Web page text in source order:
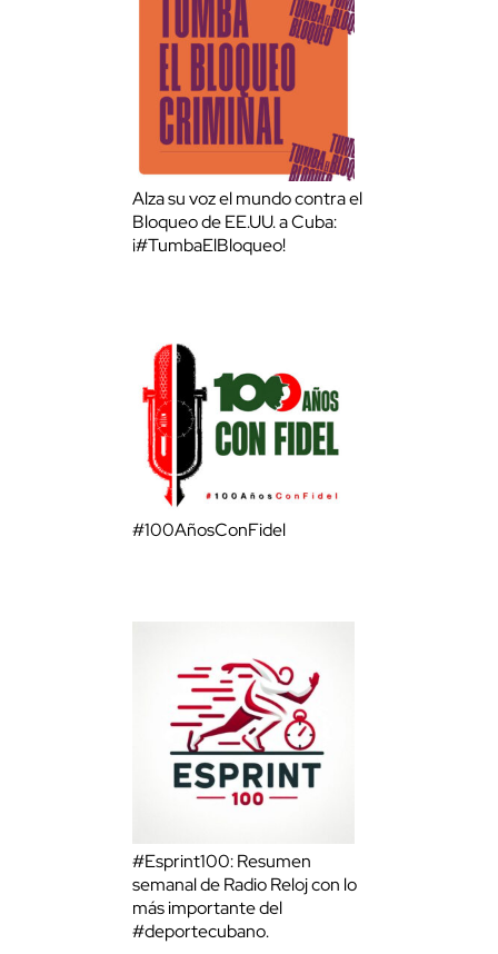
Alza su voz el mundo contra el
Bloqueo de EE.UU. a Cuba:
¡#TumbaElBloqueo!
#100AñosConFidel
#Esprint100: Resumen
semanal de Radio Reloj con lo
más importante del
#deportecubano.